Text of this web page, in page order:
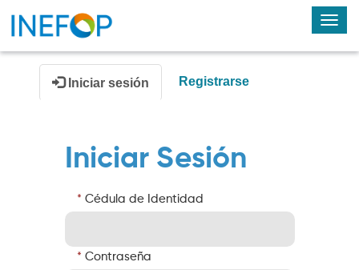
Iniciar sesión Registrarse
Iniciar Sesión
Cédula de Identidad
Contraseña